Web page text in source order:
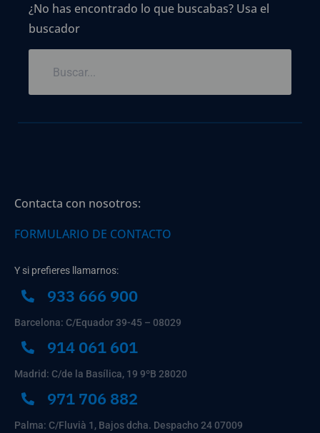
¿No has encontrado lo que buscabas? Usa el
buscador
Contacta con nosotros:
FORMULARIO DE CONTACTO
Y si prefieres llamarnos:
933 666 900
Barcelona: C/Equador 39-45 – 08029
914 061 601
Madrid: C/de la Basílica, 19 9ºB 28020
971 706 882
Palma: C/Fluvià 1, Bajos dcha. Despacho 24 07009